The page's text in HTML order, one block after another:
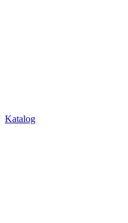
Katalog